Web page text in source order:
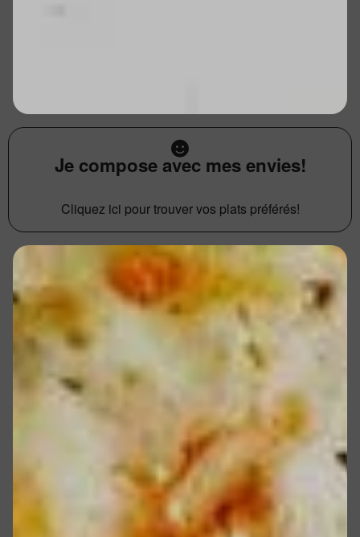
Je compose avec mes envies!
Cliquez ici pour trouver vos plats préférés!